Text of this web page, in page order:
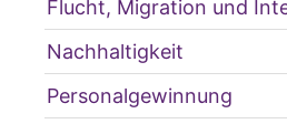
Flucht, Migration und
Nachhaltigkeit
Personalgewinnung